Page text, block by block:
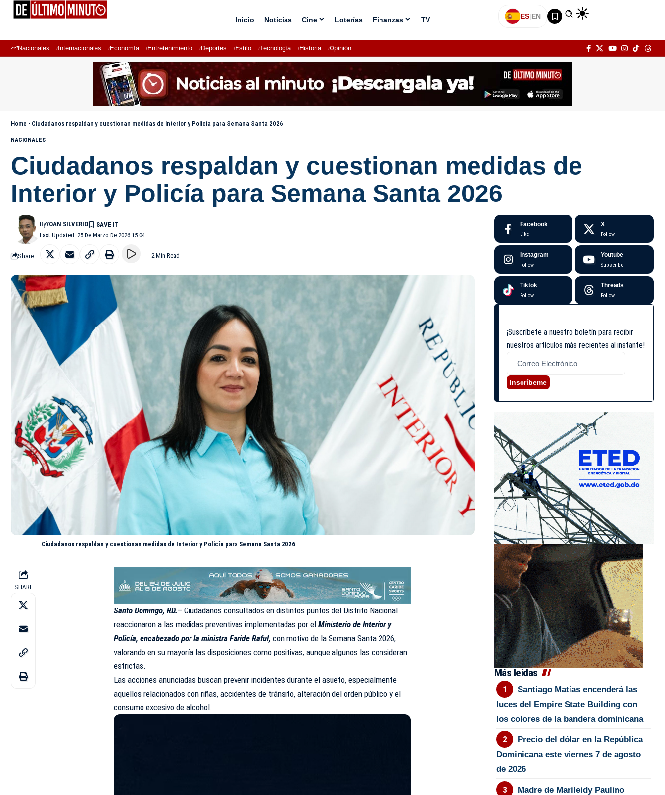
Inicio Noticias Cine Loterías Finanzas TV ES|EN
Nacionales Internacionales Economía Entretenimiento Deportes Estilo Tecnología Historia Opinión
Home - Ciudadanos respaldan y cuestionan medidas de Interior y Policía para Semana Santa 2026
NACIONALES
Ciudadanos respaldan y cuestionan medidas de
Interior y Policía para Semana Santa 2026
Last Updated: 25 De Marzo De 2026 15:04
ByYOAN SILVERIO
Share 2 Min Read
Ciudadanos respaldan y cuestionan medidas de Interior y Policía para Semana Santa 2026
SHARE
Santo Domingo, RD.– Ciudadanos consultados en distintos puntos del Distrito Nacional
reaccionaron a las medidas preventivas implementadas por elMinisterio de Interior y
Policía, encabezado por laministraFaride Raful,con motivo de la Semana Santa 2026,
valorando en su mayoría las disposiciones como positivas, aunque algunos las consideran
estrictas.
Las acciones anunciadas buscan prevenir incidentes durante el asueto, especialmente
aquellos relacionados con riñas, accidentes de tránsito, alteración del orden público y el
consumo excesivo de alcohol.
Facebook
Like
X
Follow
Instagram
Follow
Youtube
Subscribe
Tiktok
Follow
Threads
Follow
¡Suscríbete a nuestro boletín para recibir
nuestros artículos más recientes al instante!
Inscríbeme
Más leídas
Santiago Matías encenderá las
luces del Empire State Building con
los colores de la bandera dominicana
Precio del dólar en la República
Dominicana este viernes 7 de agosto
de 2026
Madre de Marileidy Paulino